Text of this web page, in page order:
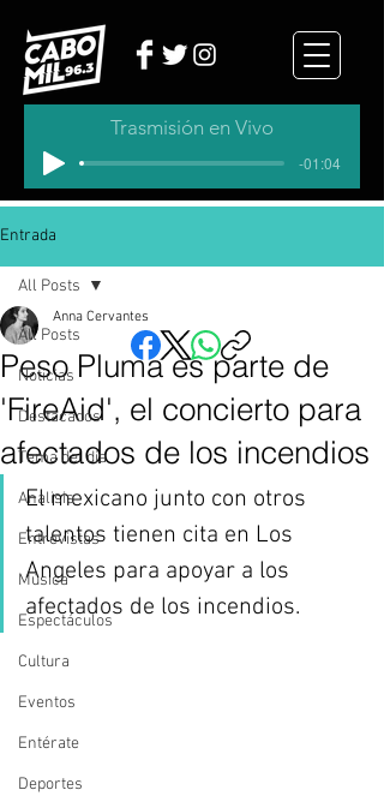
Trasmisión en Vivo
-01:04
Entrada
All Posts
Noticias
Destacados
Tema del dia
Analisis
Entrevistas
Música
Espectáculos
Cultura
Eventos
Entérate
Deportes
All Posts
Peso Pluma es parte de
'FireAid', el concierto para
afectados de los incendios
Anna Cervantes
El mexicano junto con otros
talentos tienen cita en Los
Angeles para apoyar a los
afectados de los incendios.